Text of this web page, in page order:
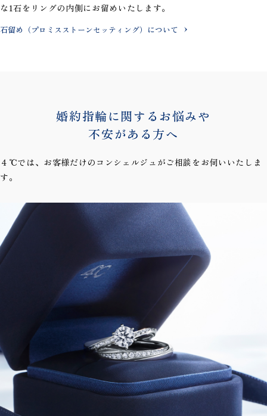
な1石をリングの内側にお留めいたします。
石留め（プロミスストーンセッティング）について
婚約指輪に関するお悩みや
不安がある方へ
４℃では、お客様だけのコンシェルジュがご相談をお伺いいたしま
す。